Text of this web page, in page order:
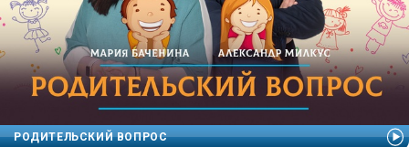
РОДИТЕЛЬСКИЙ ВОПРОС